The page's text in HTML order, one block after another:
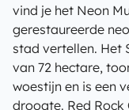
vind je het Neon
gerestaureerde
stad vertellen. Het
van 72 hectare,
woestijn en is een
droogte. Red